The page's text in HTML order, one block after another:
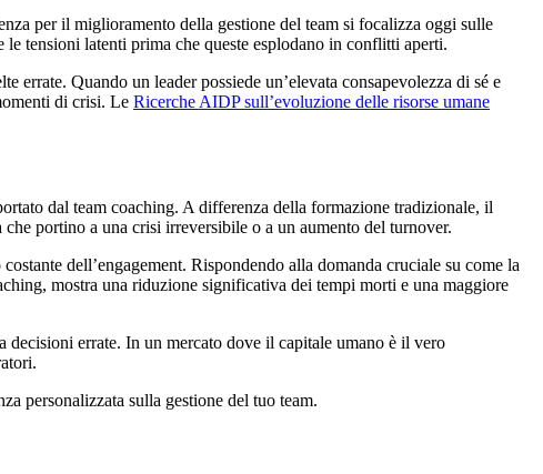
per il miglioramento della gestione del team si focalizza oggi sulle
tensioni latenti prima che queste esplodano in conflitti aperti.
errate. Quando un leader possiede un’elevata consapevolezza di sé e
di crisi. Le Ricerche AIDP sull’evoluzione delle risorse umane
dal team coaching. A differenza della formazione tradizionale, il
portino a una crisi irreversibile o a un aumento del turnover.
dell’engagement. Rispondendo alla domanda cruciale su come la
mostra una riduzione significativa dei tempi morti e una maggiore
decisioni errate. In un mercato dove il capitale umano è il vero
personalizzata sulla gestione del tuo team.